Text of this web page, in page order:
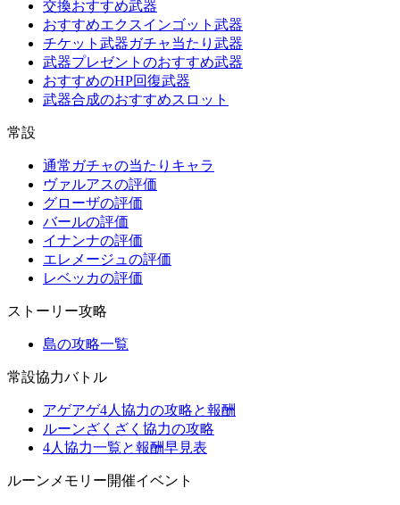
交換おすすめ武器
おすすめエクスインゴット武器
チケット武器ガチャ当たり武器
武器プレゼントのおすすめ武器
おすすめのHP回復武器
武器合成のおすすめスロット
常設
通常ガチャの当たりキャラ
ヴァルアスの評価
グローザの評価
バールの評価
イナンナの評価
エレメージュの評価
レベッカの評価
ストーリー攻略
島の攻略一覧
常設協力バトル
アゲアゲ4人協力の攻略と報酬
ルーンざくざく協力の攻略
4人協力一覧と報酬早見表
ルーンメモリー開催イベント